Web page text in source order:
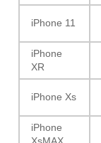
iPhone 11
iPhone
XR
iPhone Xs
iPhone